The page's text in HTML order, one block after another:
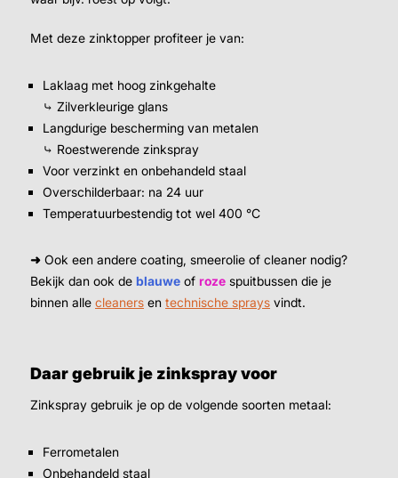
Met deze zinktopper profiteer je van:
Laklaag met hoog zinkgehalte
⤷ Zilverkleurige glans
Langdurige bescherming van metalen
⤷ Roestwerende zinkspray
Voor verzinkt en onbehandeld staal
Overschilderbaar: na 24 uur
Temperatuurbestendig tot wel 400 °C
➜ Ook een andere coating, smeerolie of cleaner nodig?
Bekijk dan ook de blauwe of roze spuitbussen die je
binnen alle cleaners en technische sprays vindt.
Daar gebruik je zinkspray voor
Zinkspray gebruik je op de volgende soorten metaal:
Ferrometalen
Onbehandeld staal